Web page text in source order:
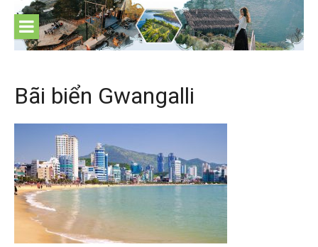
content
Bãi biển Gwangalli